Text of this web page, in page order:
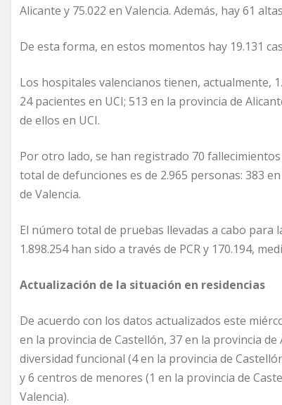
Alicante y 75.022 en Valencia. Además, hay 61
De esta forma, en estos momentos hay 19.131
Los hospitales valencianos tienen, actualmente,
24 pacientes en UCI; 513 en la provincia de
de ellos en UCI.
Por otro lado, se han registrado 70
total de defunciones es de 2.965 personas: 383
de Valencia.
El número total de pruebas llevadas a cabo para
1.898.254 han sido a través de PCR y 170.194,
Actualización de la situación en residencias
De acuerdo con los datos actualizados este
en la provincia de Castellón, 37 en la provincia
diversidad funcional (4 en la provincia de
y 6 centros de menores (1 en la provincia de
Valencia).